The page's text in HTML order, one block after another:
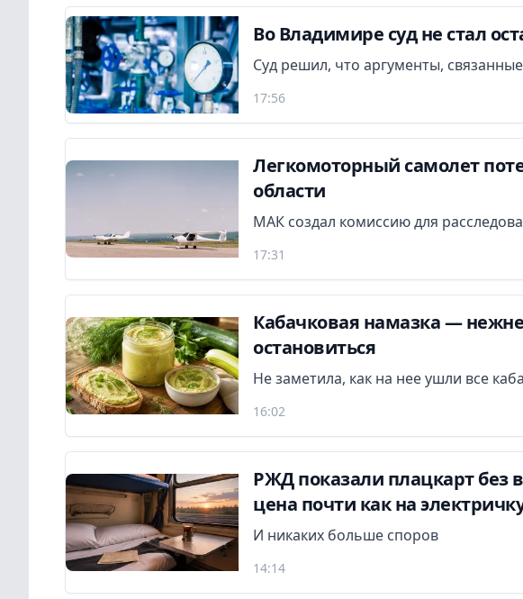
Во Владимире суд не стал
Суд решил, что аргументы,
17:56
Легкомоторный самолет
области
МАК создал комиссию для
17:31
Кабачковая намазка —
остановиться
Не заметила, как на нее ушли все
16:02
РЖД показали плацкарт без
цена почти как на
И никаких больше споров
14:14